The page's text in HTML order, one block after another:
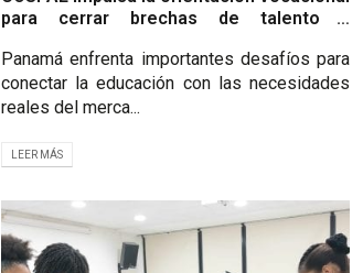
para cerrar brechas de talento y
Panamá enfrenta importantes desafíos para
conectar la educación con las necesidades
reales del merca...
LEER MÁS